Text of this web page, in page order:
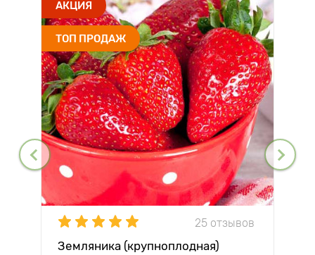
АКЦИЯ
ТОП ПРОДАЖ
25 отзывов
Земляника (крупноплодная)